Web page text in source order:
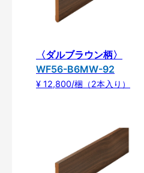
〈ダルブラウン柄〉
WF56-B6MW-92
¥ 12,800/梱（2本入り）